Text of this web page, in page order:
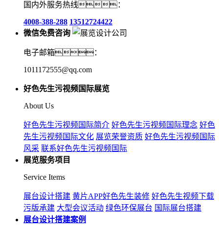
国内外服务热线：
4008-388-288 13512724422
微信免费咨询
电子邮箱：
1011172555@qq.com
好色先生污视频国际展览
About Us
好色先生污视频国际简介 好色先生污视频国际理念 好色
先生污视频国际文化 展览荣誉资质 好色先生污视频国际
风采 联系好色先生污视频国际
展览服务项目
Service Items
展台设计搭建 黄片APP好色先生装修 好色先生视频下载
污版承建 大型会议活动 绿色环保展台 国际展台搭建
展台设计搭建案例